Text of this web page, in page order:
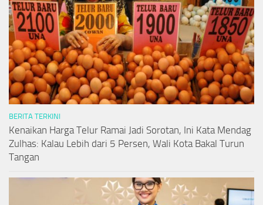
BERITA TERKINI
Kenaikan Harga Telur Ramai Jadi Sorotan, Ini Kata Mendag
Zulhas: Kalau Lebih dari 5 Persen, Wali Kota Bakal Turun
Tangan